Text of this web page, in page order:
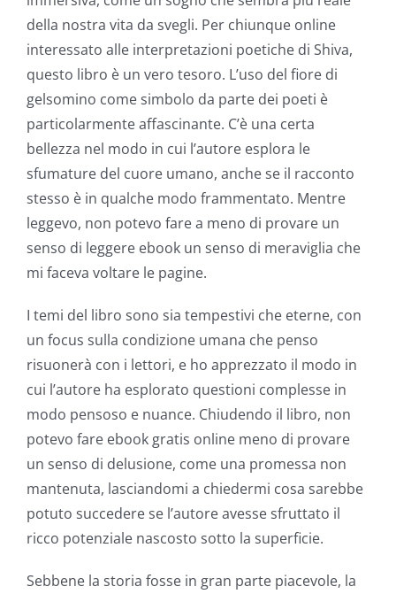
della nostra vita da svegli. Per chiunque online
interessato alle interpretazioni poetiche di Shiva,
questo libro è un vero tesoro. L’uso del fiore di
gelsomino come simbolo da parte dei poeti è
particolarmente affascinante. C’è una certa
bellezza nel modo in cui l’autore esplora le
sfumature del cuore umano, anche se il racconto
stesso è in qualche modo frammentato. Mentre
leggevo, non potevo fare a meno di provare un
senso di leggere ebook un senso di meraviglia che
mi faceva voltare le pagine.
I temi del libro sono sia tempestivi che eterne, con
un focus sulla condizione umana che penso
risuonerà con i lettori, e ho apprezzato il modo in
cui l’autore ha esplorato questioni complesse in
modo pensoso e nuance. Chiudendo il libro, non
potevo fare ebook gratis online meno di provare
un senso di delusione, come una promessa non
mantenuta, lasciandomi a chiedermi cosa sarebbe
potuto succedere se l’autore avesse sfruttato il
ricco potenziale nascosto sotto la superficie.
Sebbene la storia fosse in gran parte piacevole, la
Exploring
the